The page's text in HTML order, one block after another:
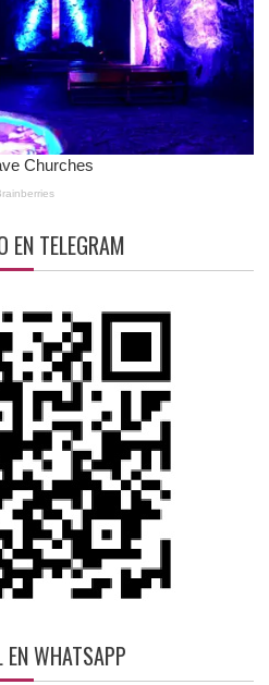
EN TELEGRAM
EN WHATSAPP